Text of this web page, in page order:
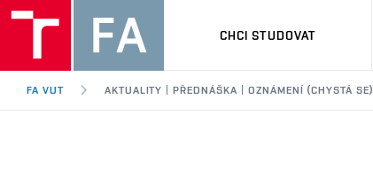
CHCI STUDOVAT
FA VUT AKTUALITY | PŘEDNÁŠKA | OZNÁMENÍ (CHYSTÁ SE)